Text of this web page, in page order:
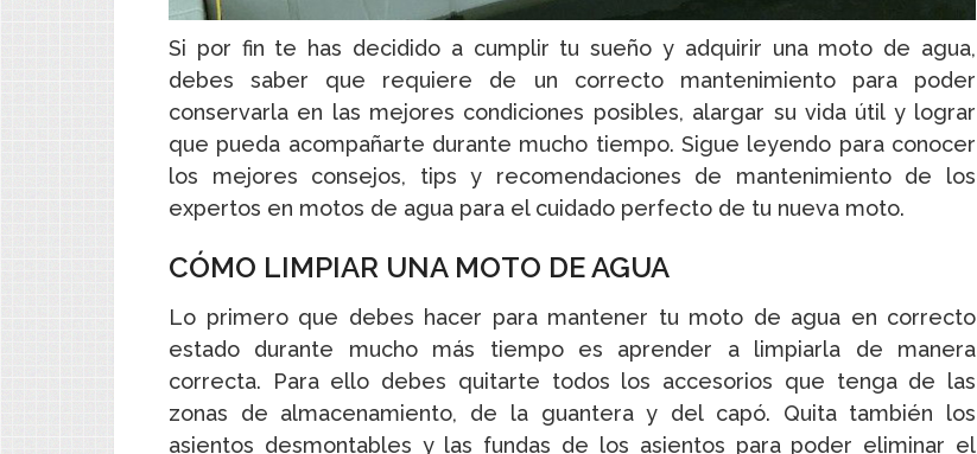
Si por fin te has decidido a cumplir tu sueño y adquirir una moto de agua,
debes saber que requiere de un correcto mantenimiento para poder
conservarla en las mejores condiciones posibles, alargar su vida útil y lograr
que pueda acompañarte durante mucho tiempo. Sigue leyendo para conocer
los mejores consejos, tips y recomendaciones de mantenimiento de los
expertos en motos de agua para el cuidado perfecto de tu nueva moto.
CÓMO LIMPIAR UNA MOTO DE AGUA
Lo primero que debes hacer para mantener tu moto de agua en correcto
estado durante mucho más tiempo es aprender a limpiarla de manera
correcta. Para ello debes quitarte todos los accesorios que tenga de las
zonas de almacenamiento, de la guantera y del capó. Quita también los
asientos desmontables y las fundas de los asientos para poder eliminar el